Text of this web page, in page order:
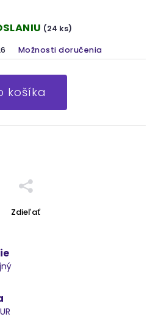
(24 ks)
Možnosti doručenia
košíka
Zdieľať